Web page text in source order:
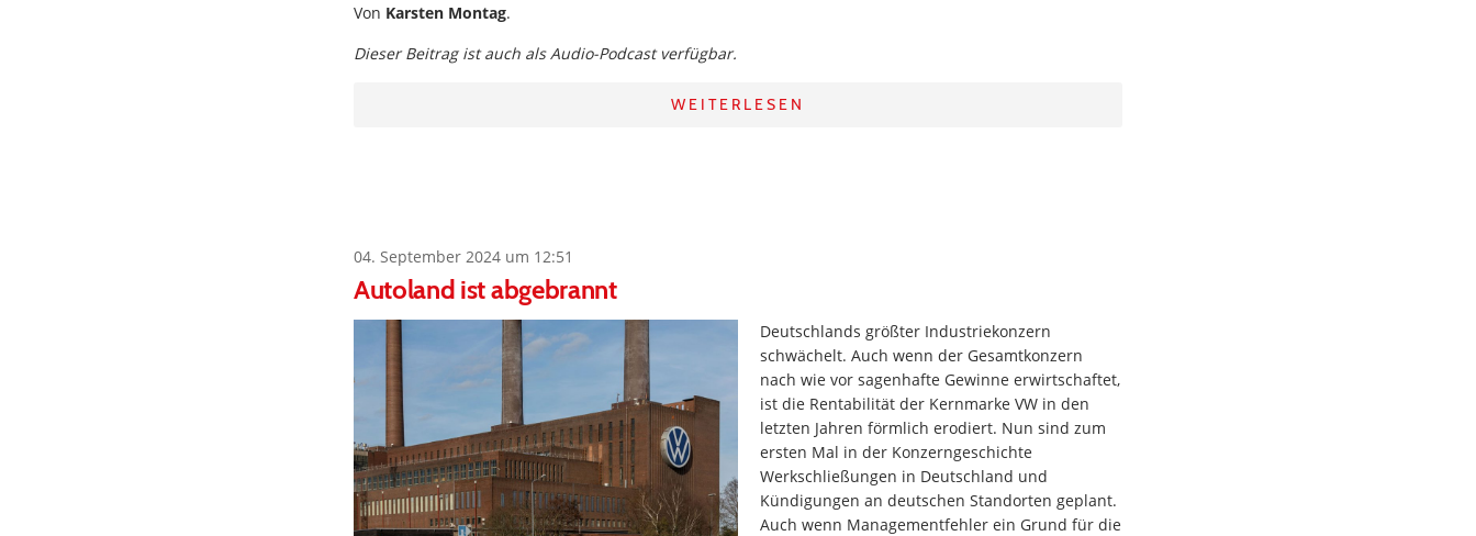
Von Karsten Montag.
Dieser Beitrag ist auch als Audio-Podcast verfügbar.
WEITERLESEN
04. September 2024 um 12:51
Autoland ist abgebrannt
Deutschlands größter Industriekonzern
schwächelt. Auch wenn der Gesamtkonzern
nach wie vor sagenhafte Gewinne erwirtschaftet,
ist die Rentabilität der Kernmarke VW in den
letzten Jahren förmlich erodiert. Nun sind zum
ersten Mal in der Konzerngeschichte
Werkschließungen in Deutschland und
Kündigungen an deutschen Standorten geplant.
Auch wenn Managementfehler ein Grund für die